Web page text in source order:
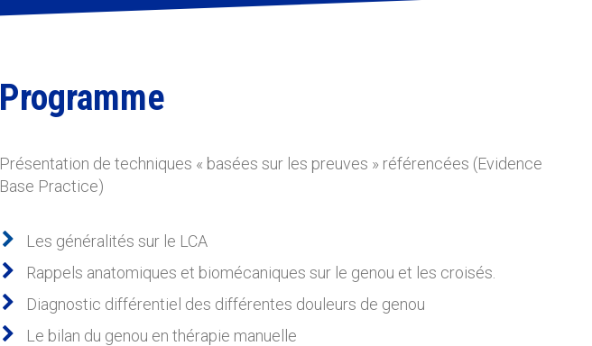
Programme
Présentation de techniques « basées sur les preuves » référencées (Evidence
Base Practice)
Les généralités sur le LCA
Rappels anatomiques et biomécaniques sur le genou et les croisés.
Diagnostic différentiel des différentes douleurs de genou
Le bilan du genou en thérapie manuelle